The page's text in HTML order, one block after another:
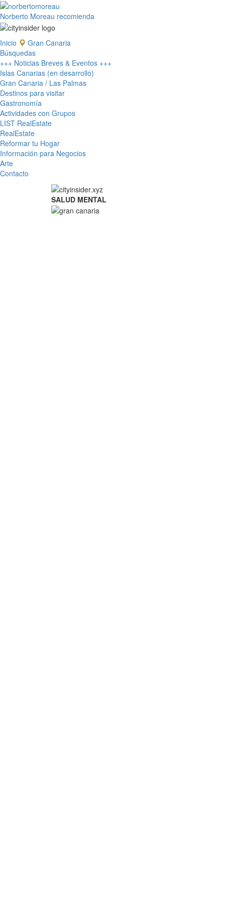
Norberto Moreau recomienda
Inicio
Gran Canaria
Búsquedas
+++ Noticias Breves & Eventos +++
Islas Canarias (en desarrollo)
Gran Canaria / Las Palmas
Destinos para visitar
Gastronomía
Actividades con Grupos
LIST RealEstate
RealEstate
Reformar tu Hogar
Información para Negocios
Arte
Contacto
SALUD MENTAL